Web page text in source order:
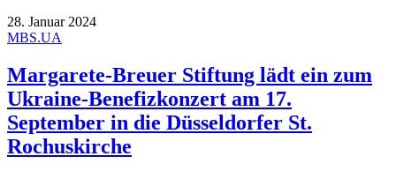
28. Januar 2024
MBS.UA
Margarete-Breuer Stiftung lädt ein zum
Ukraine-Benefizkonzert am 17.
September in die Düsseldorfer St.
Rochuskirche